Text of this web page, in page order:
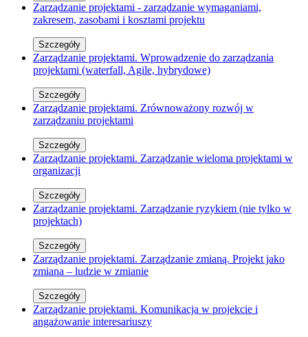
Zarządzanie projektami - zarządzanie wymaganiami,
zakresem, zasobami i kosztami projektu
Szczegóły
Zarządzanie projektami. Wprowadzenie do zarządzania
projektami (waterfall, Agile, hybrydowe)
Szczegóły
Zarządzanie projektami. Zrównoważony rozwój w
zarządzaniu projektami
Szczegóły
Zarządzanie projektami. Zarządzanie wieloma projektami w
organizacji
Szczegóły
Zarządzanie projektami. Zarządzanie ryzykiem (nie tylko w
projektach)
Szczegóły
Zarządzanie projektami. Zarządzanie zmianą. Projekt jako
zmiana – ludzie w zmianie
Szczegóły
Zarządzanie projektami. Komunikacja w projekcie i
angażowanie interesariuszy